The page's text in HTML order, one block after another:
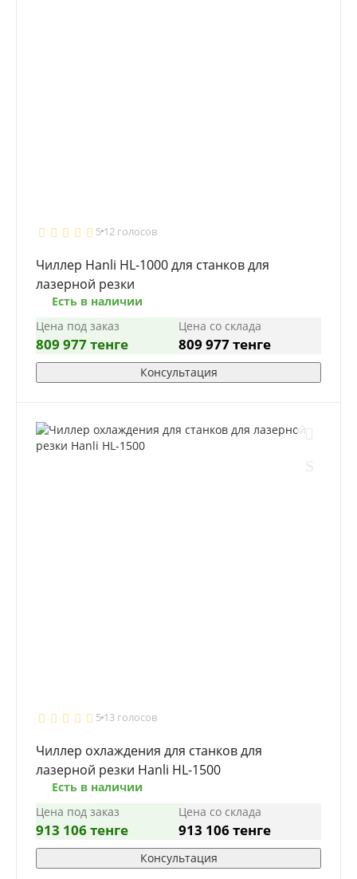
5 12 голосов
Чиллер Hanli HL-1000 для станков для
лазерной резки
Есть в наличии
Цена под заказ
809 977 тенге
Цена со склада
809 977 тенге
Консультация
5 13 голосов
Чиллер охлаждения для станков для
лазерной резки Hanli HL-1500
Есть в наличии
Цена под заказ
913 106 тенге
Цена со склада
913 106 тенге
Консультация